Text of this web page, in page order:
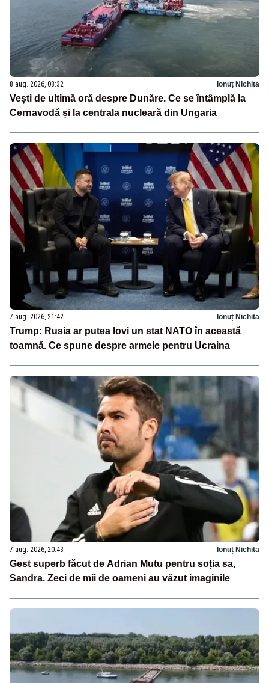
8 aug. 2026, 08:32 Ionuț Nichita
Vești de ultimă oră despre Dunăre. Ce se întâmplă la
Cernavodă și la centrala nucleară din Ungaria
7 aug. 2026, 21:42 Ionuț Nichita
Trump: Rusia ar putea lovi un stat NATO în această
toamnă. Ce spune despre armele pentru Ucraina
7 aug. 2026, 20:43 Ionuț Nichita
Gest superb făcut de Adrian Mutu pentru soția sa,
Sandra. Zeci de mii de oameni au văzut imaginile